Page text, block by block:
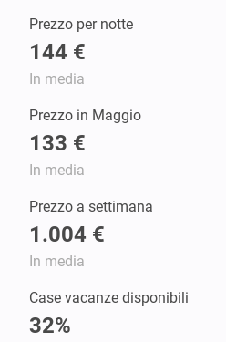
Prezzo per notte
144 €
In media
Prezzo in Maggio
133 €
In media
Prezzo a settimana
1.004 €
In media
Case vacanze disponibili
32%